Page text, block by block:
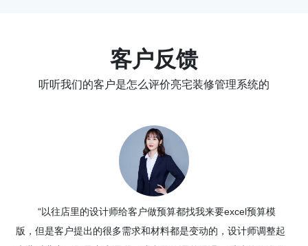
客户反馈
听听我们的客户是怎么评价亮宅装修管理系统的
“以往店里的设计师给客户做预算都找我来要excel预算模
版，但是客户提出的很多需求和材料都是变动的，设计师调整起